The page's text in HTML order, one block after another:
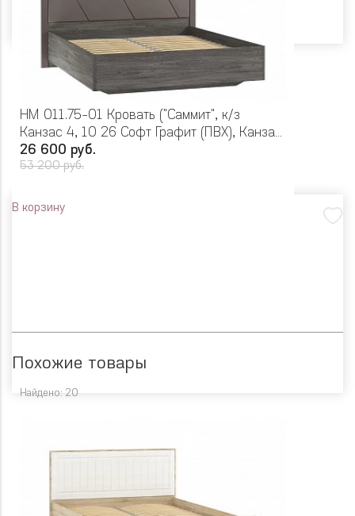
НМ 011.75-01 Кровать ("Саммит", к/з
Канзас 4, 10 26 Софт Графит (ПВХ), Канзас
4, Софт графит, )
26 600 руб.
53 200 руб.
В корзину
Похожие товары
Найдено: 20